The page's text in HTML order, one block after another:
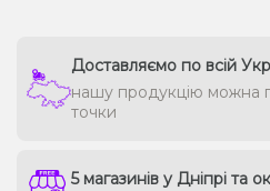
Доставляємо по всій
нашу продукцію можна
точки
5 магазинів у Дніпрі та